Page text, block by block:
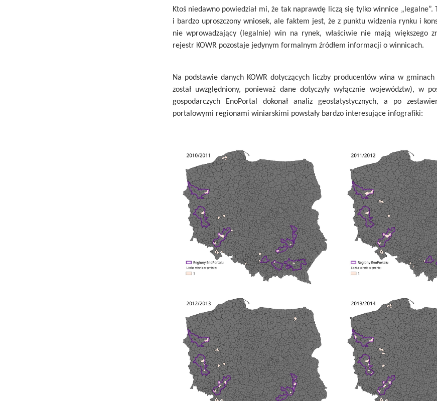
Ktoś niedawno powiedział mi, że tak naprawdę liczą się tylko winnice „legalne”.
i bardzo uproszczony wniosek, ale faktem jest, że z punktu widzenia rynku i
nie wprowadzający (legalnie) win na rynek, właściwie nie mają większego
rejestr KOWR pozostaje jedynym formalnym źródłem informacji o winnicach.
Na podstawie danych KOWR dotyczących liczby producentów wina w
został uwzględniony, ponieważ dane dotyczyły wyłącznie województw), w
gospodarczych EnoPortal dokonał analiz geostatystycznych, a po
portalowymi regionami winiarskimi powstały bardzo interesujące infografiki: